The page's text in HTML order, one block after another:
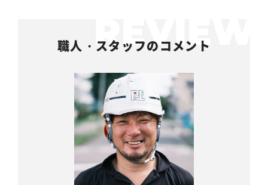
職人・スタッフのコメント